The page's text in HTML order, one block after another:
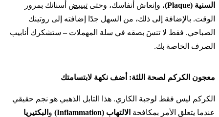
السنية (Plaque)
، وإنعاش أنفاسك، وحتى تبييض أسنانك بمرور
الوقت. بالإضافة إلى ذلك، من السهل جدًا إضافته إلى روتينك
الصباحي. فقط لا تنسَ بصقه في سلة المهملات – ستشكرك أنابيب
الصرف الخاصة بك.
معجون الكركم لصحة اللثة: أضف نكهة لابتسامتك
الكركم ليس فقط لوجبة الكاري. هذا التابل الذهبي هو نجم حقيقي
عندما يتعلق الأمر بمكافحة الالتهاب (Inflammation) و البكتيريا